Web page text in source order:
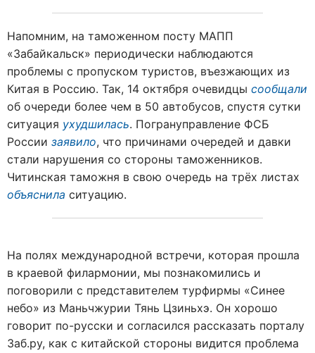
Напомним, на таможенном посту МАПП
«Забайкальск» периодически наблюдаются
проблемы с пропуском туристов, въезжающих из
Китая в Россию. Так, 14 октября очевидцы сообщали
об очереди более чем в 50 автобусов, спустя сутки
ситуация ухудшилась. Погрануправление ФСБ
России заявило, что причинами очередей и давки
стали нарушения со стороны таможенников.
Читинская таможня в свою очередь на трёх листах
объяснила ситуацию.
На полях международной встречи, которая прошла
в краевой филармонии, мы познакомились и
поговорили с представителем турфирмы «Синее
небо» из Маньчжурии Тянь Цзиньхэ. Он хорошо
говорит по-русски и согласился рассказать порталу
Заб.ру, как с китайской стороны видится проблема